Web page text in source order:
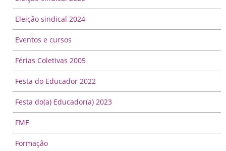
Eleição sindical 2024
Eventos e cursos
Férias Coletivas 2005
Festa do Educador 2022
Festa do(a) Educador(a) 2023
FME
Formação